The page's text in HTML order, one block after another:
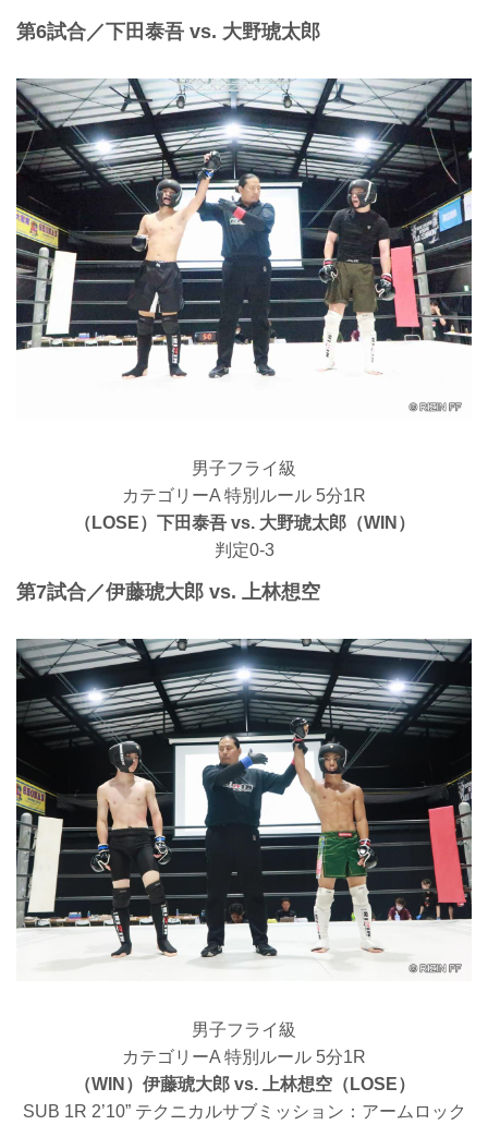
第6試合／下田泰吾 vs. 大野琥太郎
男子フライ級
カテゴリーA 特別ルール 5分1R
（LOSE）下田泰吾 vs. 大野琥太郎（WIN）
判定0-3
第7試合／伊藤琥大郎 vs. 上林想空
男子フライ級
カテゴリーA 特別ルール 5分1R
（WIN）伊藤琥大郎 vs. 上林想空（LOSE）
SUB 1R 2’10” テクニカルサブミッション：アームロック